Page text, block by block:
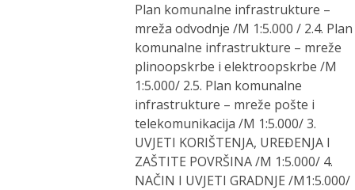
Plan komunalne infrastrukture –
mreža odvodnje /M 1:5.000 / 2.4. Plan
komunalne infrastrukture – mreže
plinoopskrbe i elektroopskrbe /M
1:5.000/ 2.5. Plan komunalne
infrastrukture – mreže pošte i
telekomunikacija /M 1:5.000/ 3.
UVJETI KORIŠTENJA, UREĐENJA I
ZAŠTITE POVRŠINA /M 1:5.000/ 4.
NAČIN I UVJETI GRADNJE /M1:5.000/